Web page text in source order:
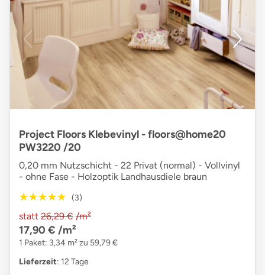
Project Floors Klebevinyl - floors@home20
PW3220 /20
0,20 mm Nutzschicht - 22 Privat (normal) - Vollvinyl
- ohne Fase - Holzoptik Landhausdiele braun
★★★★★
★★★★★ (3)
statt 26,29 € /m²
17,90 € /m²
1 Paket: 3,34 m² zu 59,79 €
Lieferzeit: 12 Tage